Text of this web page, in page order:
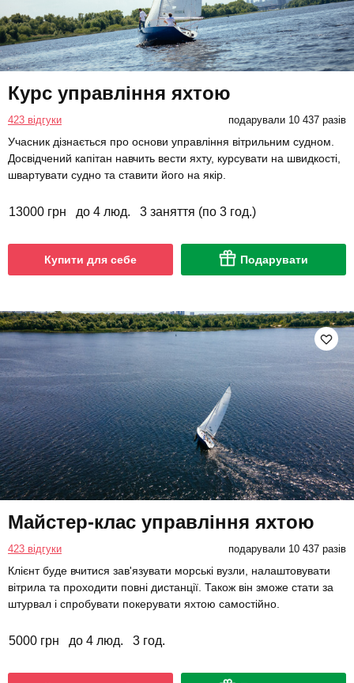
Курс управління яхтою
423 відгуки подарували 10 437 разів
Учасник дізнається про основи управління вітрильним судном.
Досвідчений капітан навчить вести яхту, курсувати на швидкості,
швартувати судно та ставити його на якір.
13000 грн до 4 люд. 3 заняття (по 3 год.)
Купити для себе Подарувати
Майстер-клас управління яхтою
423 відгуки подарували 10 437 разів
Клієнт буде вчитися зав'язувати морські вузли, налаштовувати
вітрила та проходити повні дистанції. Також він зможе стати за
штурвал і спробувати покерувати яхтою самостійно.
5000 грн до 4 люд. 3 год.